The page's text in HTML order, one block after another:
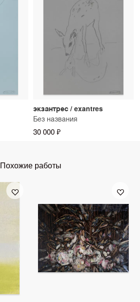
экзантрес / exantres
Без названия
30 000 ₽
Похожие работы